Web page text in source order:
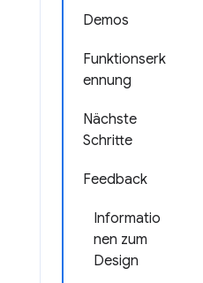
Demos
Funktionserk
ennung
Nächste
Schritte
Feedback
Informatio
nen zum
Design